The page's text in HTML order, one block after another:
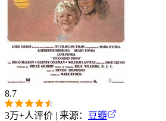
8.7
3万+人评价 | 来源： 豆瓣